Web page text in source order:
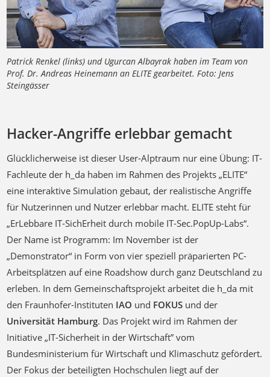
Patrick Renkel (links) und Ugurcan Albayrak haben im Team von
Prof. Dr. Andreas Heinemann an ELITE gearbeitet. Foto: Jens
Steingässer
Hacker-Angriffe erlebbar gemacht
Glücklicherweise ist dieser User-Alptraum nur eine Übung: IT-
Fachleute der h_da haben im Rahmen des Projekts „ELITE“
eine interaktive Simulation gebaut, der realistische Angriffe
für Nutzerinnen und Nutzer erlebbar macht. ELITE steht für
„ErLebbare IT-SichErheit durch mobile IT-Sec.PopUp-Labs“.
Der Name ist Programm: Im November ist der
„Demonstrator“ in Form von vier speziell präparierten PC-
Arbeitsplätzen auf eine Roadshow durch ganz Deutschland zu
erleben. In dem Gemeinschaftsprojekt arbeitet die h_da mit
den Fraunhofer-Instituten IAO und FOKUS und der
Universität Hamburg. Das Projekt wird im Rahmen der
Initiative „IT-Sicherheit in der Wirtschaft” vom
Bundesministerium für Wirtschaft und Klimaschutz gefördert.
Der Fokus der beteiligten Hochschulen liegt auf der